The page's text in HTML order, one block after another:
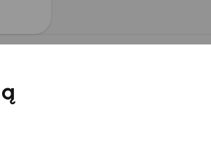
Nie szkodzi, w naszych oddziałach